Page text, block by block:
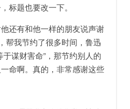
标题也要改一下。
有和他一样的朋友说声谢
帮我节约了很多时间，鲁迅
于谋财害命”，那节约别人的
命啊。真的，非常感谢这些